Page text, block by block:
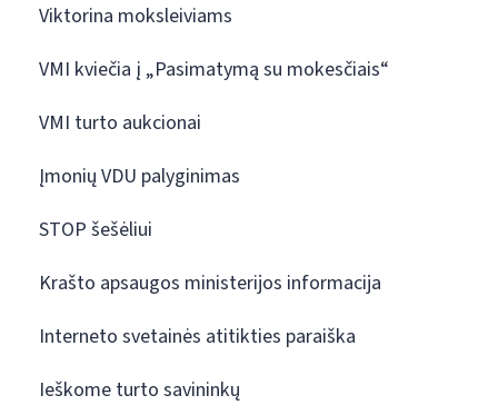
Viktorina moksleiviams
VMI kviečia į „Pasimatymą su mokesčiais“
VMI turto aukcionai
Įmonių VDU palyginimas
STOP šešėliui
Krašto apsaugos ministerijos informacija
Interneto svetainės atitikties paraiška
Ieškome turto savininkų